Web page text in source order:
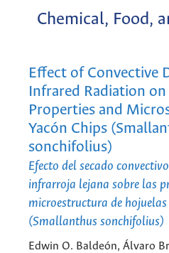
Chemical, Food,
Effect of Convective
Infrared Radiation
Properties and
Yacón Chips
sonchifolius)
Efecto del secado
infrarroja lejana sobre las
microestructura de hojuelas
(Smallanthus sonchifolius)
Edwin O. Baldeón, Álvaro